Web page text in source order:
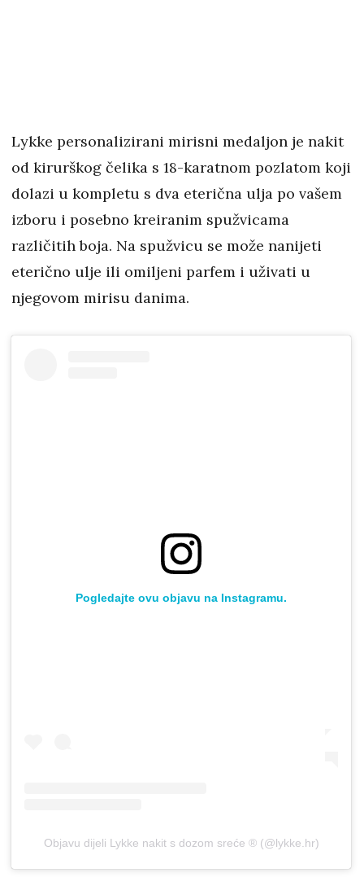
Lykke personalizirani mirisni medaljon je nakit
od kirurškog čelika s 18-karatnom pozlatom koji
dolazi u kompletu s dva eterična ulja po vašem
izboru i posebno kreiranim spužvicama
različitih boja. Na spužvicu se može nanijeti
eterično ulje ili omiljeni parfem i uživati u
njegovom mirisu danima.
Pogledajte ovu objavu na Instagramu.
Objavu dijeli Lykke nakit s dozom sreće ® (@lykke.hr)